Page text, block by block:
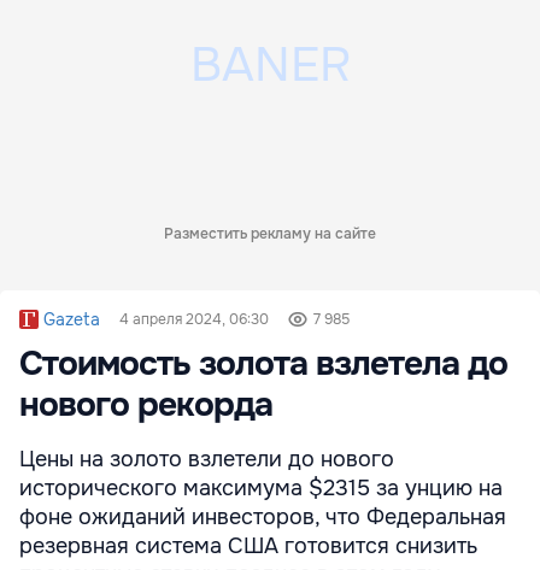
Разместить рекламу на сайте
Gazeta 4 апреля 2024, 06:30 7 985
Стоимость золота взлетела до
нового рекорда
Цены на золото взлетели до нового
исторического максимума $2315 за унцию на
фоне ожиданий инвесторов, что Федеральная
резервная система США готовится снизить